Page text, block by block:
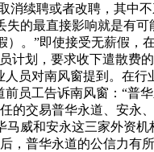
续聘或者改聘，其中
的最直接影响就是有
）。”即使接受无薪假
划，要求收下遣散费
员对南风窗提到。在
员工告诉南风窗：“普
的交易普华永道、安永
威和安永这三家外资机
普华永道的公信力有